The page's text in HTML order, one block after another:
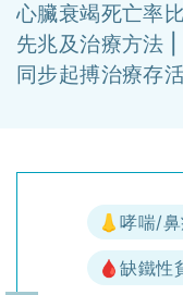
心臟衰竭死亡率
先兆及治療方法
同步起搏治療存
👃哮喘/
🩸缺鐵性